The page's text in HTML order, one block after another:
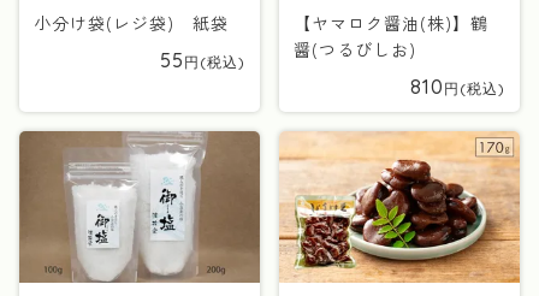
小分け袋(レジ袋) 紙袋
55
【ヤマロク醤油(株)】鶴
醤(つるびしお)
810